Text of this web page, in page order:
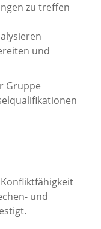
zu treffen
und
Gruppe
und